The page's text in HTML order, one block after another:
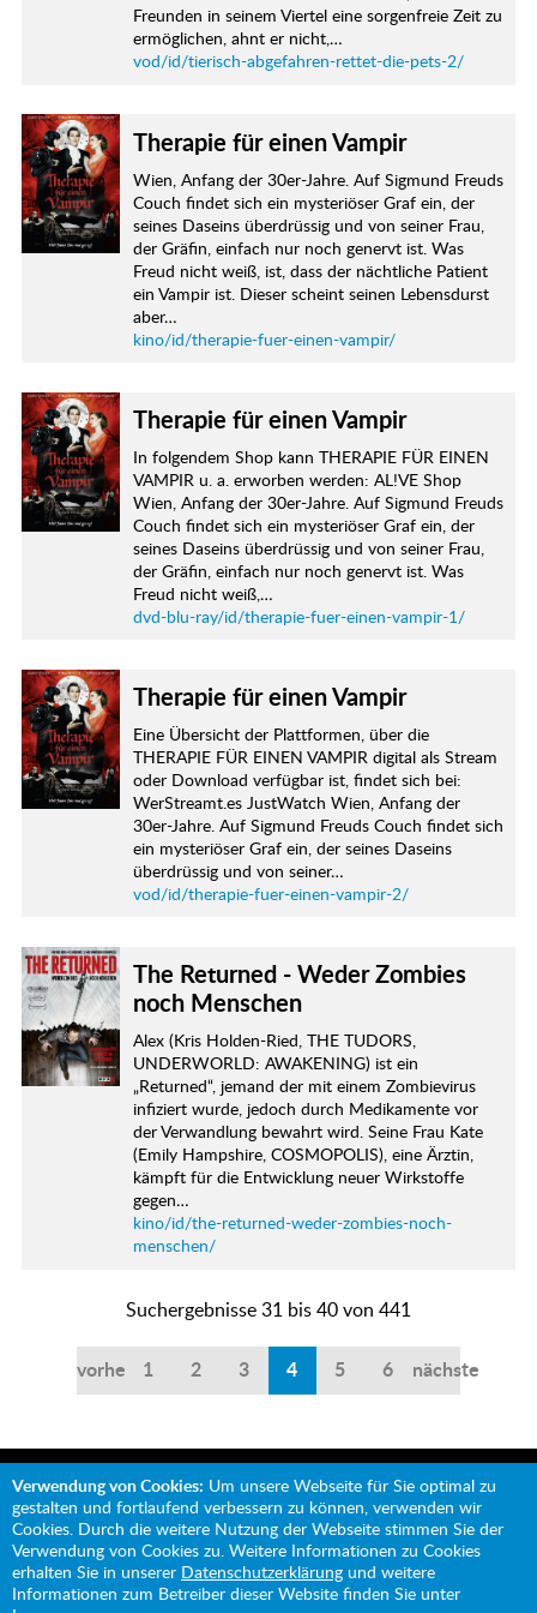
Freunden in seinem Viertel eine sorgenfreie Zeit zu
ermöglichen, ahnt er nicht,…
vod/id/tierisch-abgefahren-rettet-die-pets-2/
Therapie für einen Vampir
Wien, Anfang der 30er-Jahre. Auf Sigmund Freuds
Couch findet sich ein mysteriöser Graf ein, der
seines Daseins überdrüssig und von seiner Frau,
der Gräfin, einfach nur noch genervt ist. Was
Freud nicht weiß, ist, dass der nächtliche Patient
ein Vampir ist. Dieser scheint seinen Lebensdurst
aber…
kino/id/therapie-fuer-einen-vampir/
Therapie für einen Vampir
In folgendem Shop kann THERAPIE FÜR EINEN
VAMPIR u. a. erworben werden: AL!VE Shop
Wien, Anfang der 30er-Jahre. Auf Sigmund Freuds
Couch findet sich ein mysteriöser Graf ein, der
seines Daseins überdrüssig und von seiner Frau,
der Gräfin, einfach nur noch genervt ist. Was
Freud nicht weiß,…
dvd-blu-ray/id/therapie-fuer-einen-vampir-1/
Therapie für einen Vampir
Eine Übersicht der Plattformen, über die
THERAPIE FÜR EINEN VAMPIR digital als Stream
oder Download verfügbar ist, findet sich bei:
WerStreamt.es JustWatch Wien, Anfang der
30er-Jahre. Auf Sigmund Freuds Couch findet sich
ein mysteriöser Graf ein, der seines Daseins
überdrüssig und von seiner…
vod/id/therapie-fuer-einen-vampir-2/
The Returned - Weder Zombies
noch Menschen
Alex (Kris Holden-Ried, THE TUDORS,
UNDERWORLD: AWAKENING) ist ein
„Returned“, jemand der mit einem Zombievirus
infiziert wurde, jedoch durch Medikamente vor
der Verwandlung bewahrt wird. Seine Frau Kate
(Emily Hampshire, COSMOPOLIS), eine Ärztin,
kämpft für die Entwicklung neuer Wirkstoffe
gegen…
kino/id/the-returned-weder-zombies-noch-
menschen/
Suchergebnisse 31 bis 40 von 441
vorherige
1 2 3 4 5 6 nächste
Mit Unterstützung von:
Verwendung von Cookies: Um unsere Webseite für Sie optimal zu
gestalten und fortlaufend verbessern zu können, verwenden wir
Cookies. Durch die weitere Nutzung der Webseite stimmen Sie der
Verwendung von Cookies zu. Weitere Informationen zu Cookies
erhalten Sie in unserer Datenschutzerklärung und weitere
Informationen zum Betreiber dieser Website finden Sie unter